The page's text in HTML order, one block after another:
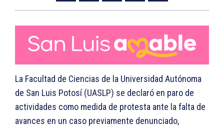
La Facultad de Ciencias de la Universidad Autónoma
de San Luis Potosí (UASLP) se declaró en paro de
actividades como medida de protesta ante la falta de
avances en un caso previamente denunciado,